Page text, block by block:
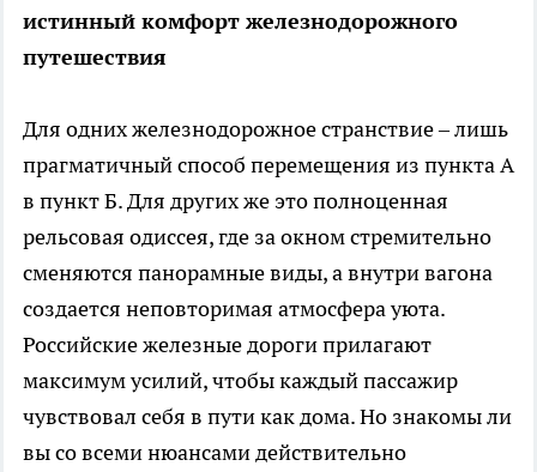
истинный комфорт железнодорожного
путешествия
Для одних железнодорожное странствие – лишь
прагматичный способ перемещения из пункта А
в пункт Б. Для других же это полноценная
рельсовая одиссея, где за окном стремительно
сменяются панорамные виды, а внутри вагона
создается неповторимая атмосфера уюта.
Российские железные дороги прилагают
максимум усилий, чтобы каждый пассажир
чувствовал себя в пути как дома. Но знакомы ли
вы со всеми нюансами действительно